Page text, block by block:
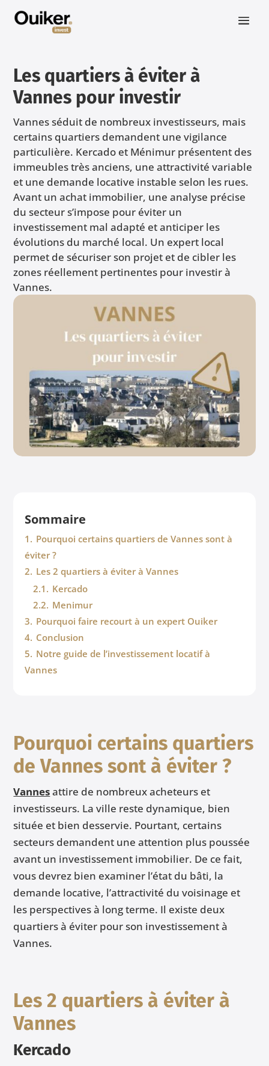
Les quartiers à éviter à
Vannes pour investir
Vannes séduit de nombreux investisseurs, mais
certains quartiers demandent une vigilance
particulière. Kercado et Ménimur présentent des
immeubles très anciens, une attractivité variable
et une demande locative instable selon les rues.
Avant un achat immobilier, une analyse précise
du secteur s’impose pour éviter un
investissement mal adapté et anticiper les
évolutions du marché local. Un expert local
permet de sécuriser son projet et de cibler les
zones réellement pertinentes pour investir à
Vannes.
Sommaire
1. Pourquoi certains quartiers de Vannes sont à
éviter ?
2. Les 2 quartiers à éviter à Vannes
2.1. Kercado
2.2. Menimur
3. Pourquoi faire recourt à un expert Ouiker
4. Conclusion
5. Notre guide de l’investissement locatif à
Vannes
Pourquoi certains quartiers
de Vannes sont à éviter ?
Vannesattire de nombreux acheteurs et
investisseurs. La ville reste dynamique, bien
située et bien desservie. Pourtant, certains
secteurs demandent une attention plus poussée
avant un investissement immobilier. De ce fait,
vous devrez bien examiner l’état du bâti, la
demande locative, l’attractivité du voisinage et
les perspectives à long terme. Il existe deux
quartiers à éviter pour son investissement à
Vannes.
Les 2 quartiers à éviter à
Vannes
Kercado